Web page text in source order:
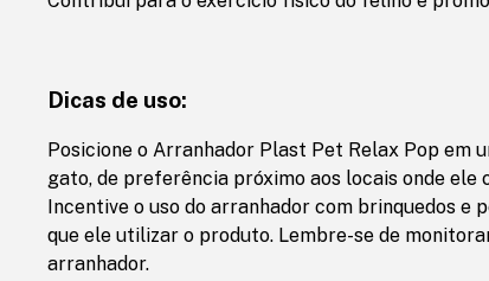
Dicas de uso:
Posicione o Arranhador Plast Pet Relax Pop em
gato, de preferência próximo aos locais onde ele
Incentive o uso do arranhador com brinquedos e
que ele utilizar o produto. Lembre-se de
arranhador.